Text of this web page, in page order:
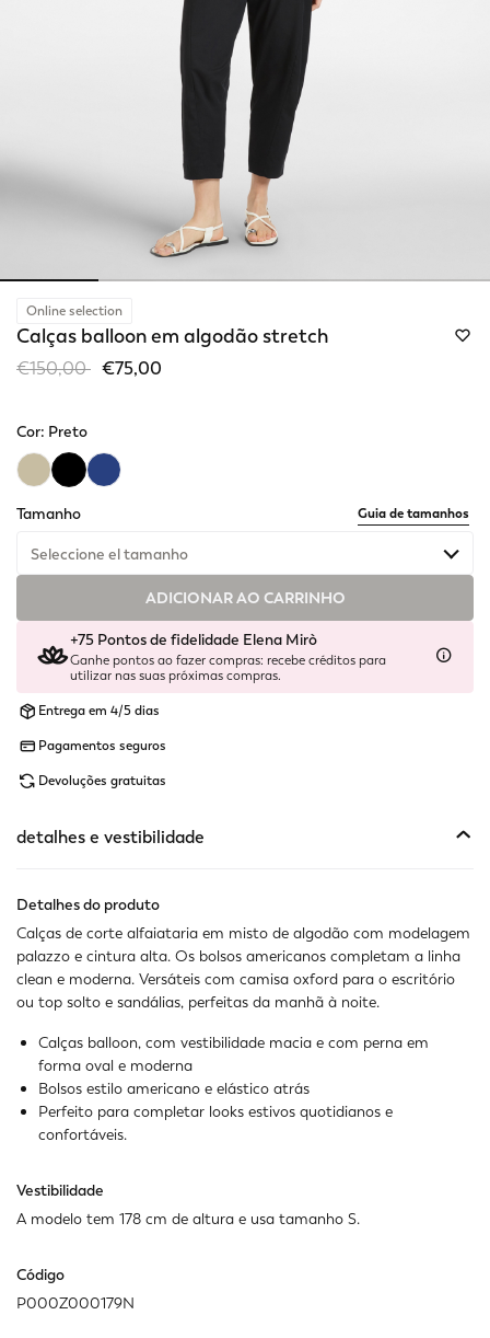
Online selection
Calças balloon em algodão stretch
Price reduced from
€150,00to€75,00
Cor: Preto
Tamanho
Guia de tamanhos
Seleccione el tamanho
IndisponívelMostrar artigos semelhantes
Indisponível
Último disponível
ADICIONAR AO CARRINHO
+75 Pontos de fidelidade Elena Mirò
Ganhe pontos ao fazer compras: recebe créditos para
utilizar nas suas próximas compras.
Entrega em 4/5 dias
Pagamentos seguros
Devoluções gratuitas
detalhes e vestibilidade
Detalhes do produto
Calças de corte alfaiataria em misto de algodão com modelagem
palazzo e cintura alta. Os bolsos americanos completam a linha
clean e moderna. Versáteis com camisa oxford para o escritório
ou top solto e sandálias, perfeitas da manhã à noite.
Calças balloon, com vestibilidade macia e com perna em
forma oval e moderna
Bolsos estilo americano e elástico atrás
Perfeito para completar looks estivos quotidianos e
confortáveis.
Vestibilidade
A modelo tem 178 cm de altura e usa tamanho S.
Código
P000Z000179N